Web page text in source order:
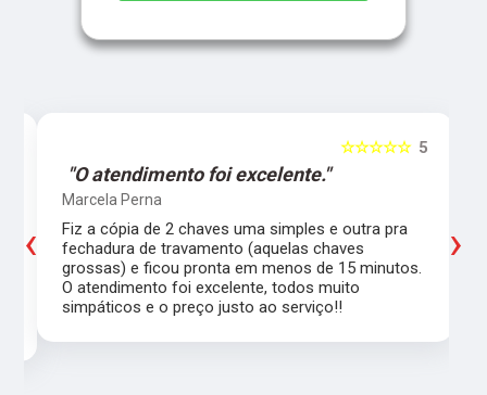
5
☆☆☆☆☆
"O atendimento foi excelente."
Marcela Perna
Fiz a cópia de 2 chaves uma simples e outra pra
fechadura de travamento (aquelas chaves
grossas) e ficou pronta em menos de 15 minutos.
O atendimento foi excelente, todos muito
simpáticos e o preço justo ao serviço!!
‹ ›